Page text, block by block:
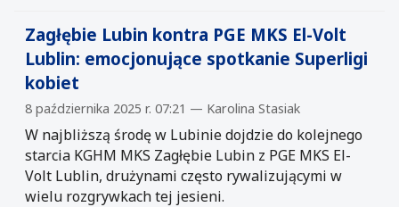
Zagłębie Lubin kontra PGE MKS El-Volt
Lublin: emocjonujące spotkanie Superligi
kobiet
8 października 2025 r. 07:21 — Karolina Stasiak
W najbliższą środę w Lubinie dojdzie do kolejnego
starcia KGHM MKS Zagłębie Lubin z PGE MKS El-
Volt Lublin, drużynami często rywalizującymi w
wielu rozgrywkach tej jesieni.